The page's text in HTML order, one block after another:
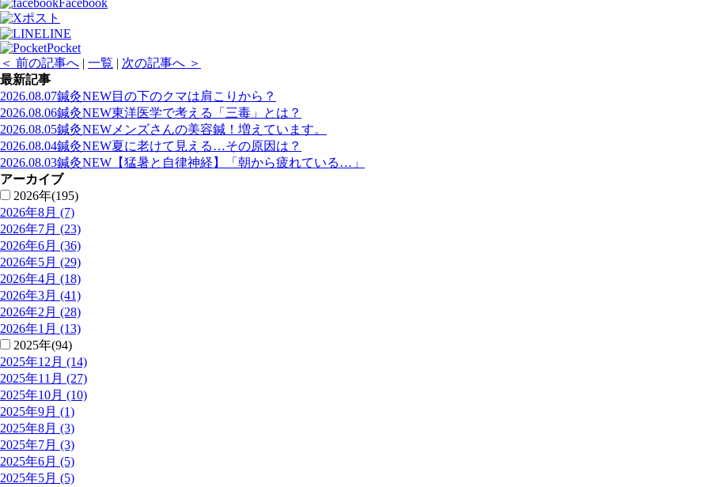
Facebook
ポスト
LINE
Pocket
＜ 前の記事へ | 一覧 | 次の記事へ ＞
最新記事
2026.08.07鍼灸NEW目の下のクマは肩こりから？
2026.08.06鍼灸NEW東洋医学で考える「三毒」とは？
2026.08.05鍼灸NEW メンズさんの美容鍼！増えています。
2026.08.04鍼灸NEW夏に老けて見える…その原因は？
2026.08.03鍼灸NEW 【猛暑と自律神経】「朝から疲れている…」
アーカイブ
2026年(195)
2026年8月 (7)
2026年7月 (23)
2026年6月 (36)
2026年5月 (29)
2026年4月 (18)
2026年3月 (41)
2026年2月 (28)
2026年1月 (13)
2025年(94)
2025年12月 (14)
2025年11月 (27)
2025年10月 (10)
2025年9月 (1)
2025年8月 (3)
2025年7月 (3)
2025年6月 (5)
2025年5月 (5)